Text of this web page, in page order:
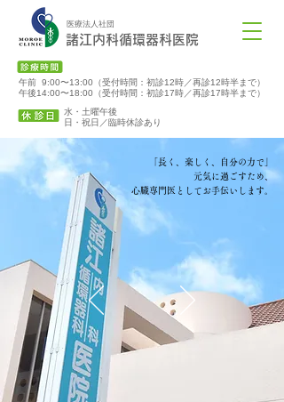
医療法人社団
諸江内科循環器科医院
午前 9:00〜13:00（受付時間：初診12時／再診12時半まで）
午後14:00〜18:00（受付時間：初診17時／再診17時半まで）
水・土曜午後
​日・祝日／臨時休診あり
「長く、楽しく、自分の力で」
元気に過ごすため、
心臓専門医としてお手伝いします。